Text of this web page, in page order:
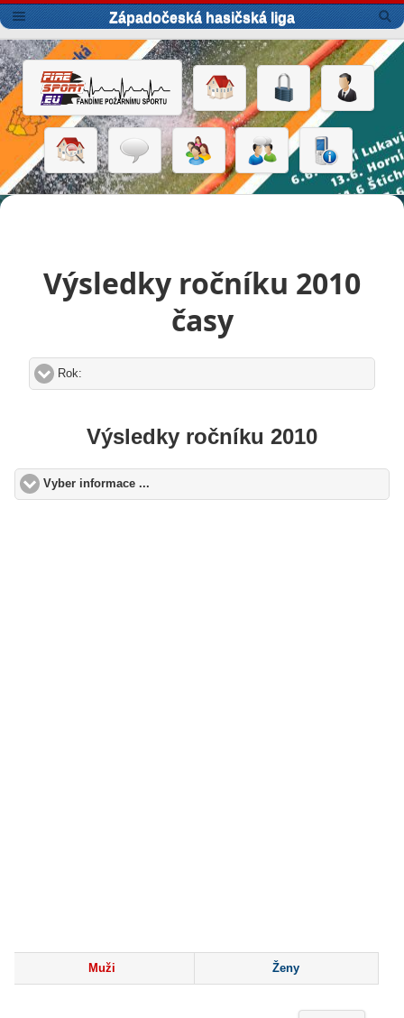
Západočeská hasičská liga
Výsledky ročníku 2010
časy
Rok:
Výsledky ročníku 2010
Vyber informace ...
Muži Ženy